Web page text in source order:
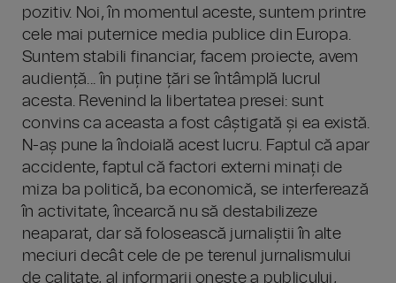
pozitiv. Noi, în momentul aceste, suntem printre
cele mai puternice media publice din Europa.
Suntem stabili financiar, facem proiecte, avem
audiență... în puține țări se întâmplă lucrul
acesta. Revenind la libertatea presei: sunt
convins ca aceasta a fost câștigată și ea există.
N-aș pune la îndoială acest lucru. Faptul că apar
accidente, faptul că factori externi minați de
miza ba politică, ba economică, se interferează
în activitate, încearcă nu să destabilizeze
neaparat, dar să folosească jurnaliștii în alte
meciuri decât cele de pe terenul jurnalismului
de calitate, al informarii oneste a publicului,